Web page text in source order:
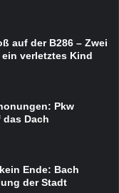
auf der B286 – Zwei
verletztes Kind
Pkw
Dach
Ende: Bach
der Stadt